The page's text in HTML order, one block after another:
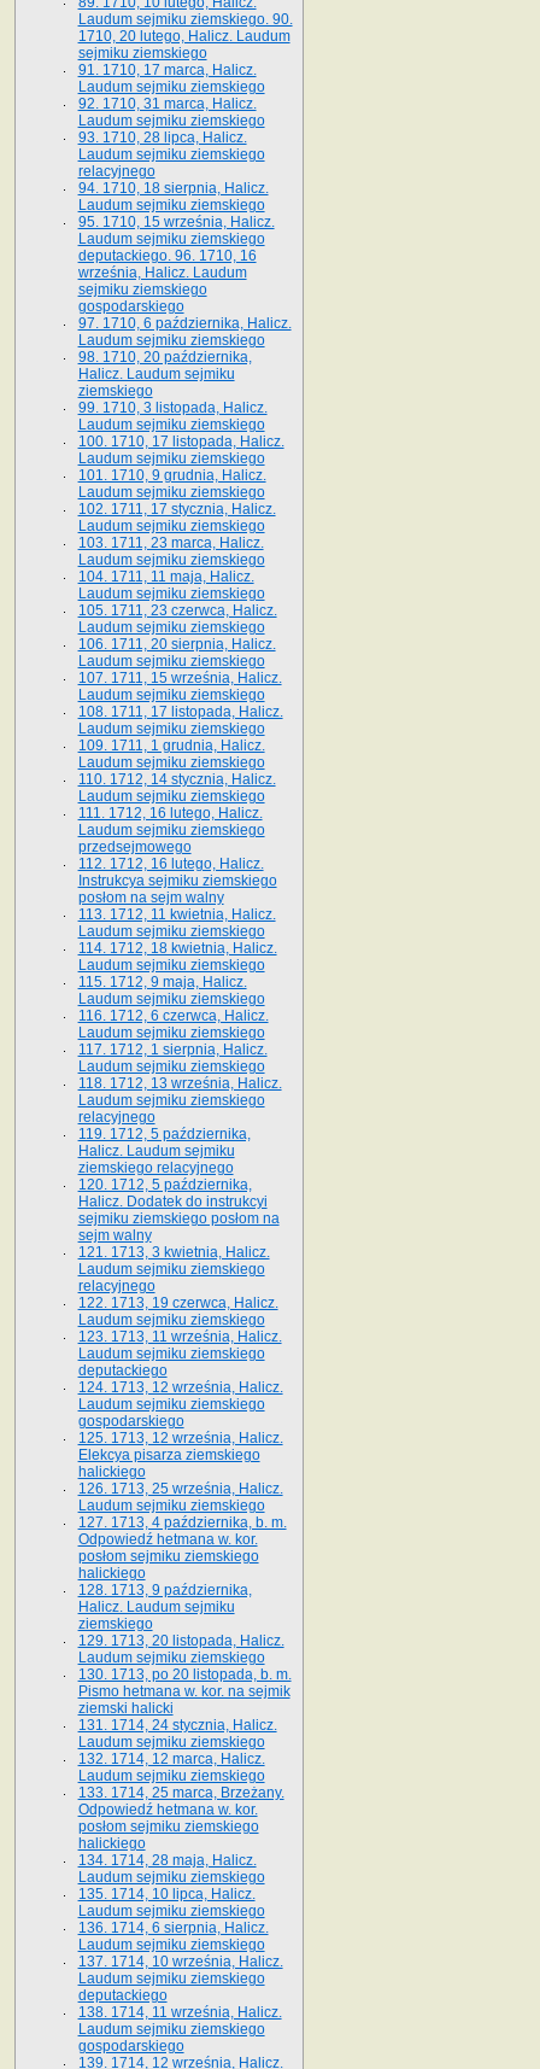
Laudum sejmiku ziemskiego. 90.
1710, 20 lutego, Halicz. Laudum
sejmiku ziemskiego
91. 1710, 17 marca, Halicz.
Laudum sejmiku ziemskiego
92. 1710, 31 marca, Halicz.
Laudum sejmiku ziemskiego
93. 1710, 28 lipca, Halicz.
Laudum sejmiku ziemskiego
relacyjnego
94. 1710, 18 sierpnia, Halicz.
Laudum sejmiku ziemskiego
95. 1710, 15 września, Halicz.
Laudum sejmiku ziemskiego
deputackiego. 96. 1710, 16
września, Halicz. Laudum
sejmiku ziemskiego
gospodarskiego
97. 1710, 6 października, Halicz.
Laudum sejmiku ziemskiego
98. 1710, 20 października,
Halicz. Laudum sejmiku
ziemskiego
99. 1710, 3 listopada, Halicz.
Laudum sejmiku ziemskiego
100. 1710, 17 listopada, Halicz.
Laudum sejmiku ziemskiego
101. 1710, 9 grudnia, Halicz.
Laudum sejmiku ziemskiego
102. 1711, 17 stycznia, Halicz.
Laudum sejmiku ziemskiego
103. 1711, 23 marca, Halicz.
Laudum sejmiku ziemskiego
104. 1711, 11 maja, Halicz.
Laudum sejmiku ziemskiego
105. 1711, 23 czerwca, Halicz.
Laudum sejmiku ziemskiego
106. 1711, 20 sierpnia, Halicz.
Laudum sejmiku ziemskiego
107. 1711, 15 września, Halicz.
Laudum sejmiku ziemskiego
108. 1711, 17 listopada, Halicz.
Laudum sejmiku ziemskiego
109. 1711, 1 grudnia, Halicz.
Laudum sejmiku ziemskiego
110. 1712, 14 stycznia, Halicz.
Laudum sejmiku ziemskiego
111. 1712, 16 lutego, Halicz.
Laudum sejmiku ziemskiego
przedsejmowego
112. 1712, 16 lutego, Halicz.
Instrukcya sejmiku ziemskiego
posłom na sejm walny
113. 1712, 11 kwietnia, Halicz.
Laudum sejmiku ziemskiego
114. 1712, 18 kwietnia, Halicz.
Laudum sejmiku ziemskiego
115. 1712, 9 maja, Halicz.
Laudum sejmiku ziemskiego
116. 1712, 6 czerwca, Halicz.
Laudum sejmiku ziemskiego
117. 1712, 1 sierpnia, Halicz.
Laudum sejmiku ziemskiego
118. 1712, 13 września, Halicz.
Laudum sejmiku ziemskiego
relacyjnego
119. 1712, 5 października,
Halicz. Laudum sejmiku
ziemskiego relacyjnego
120. 1712, 5 października,
Halicz. Dodatek do instrukcyi
sejmiku ziemskiego posłom na
sejm walny
121. 1713, 3 kwietnia, Halicz.
Laudum sejmiku ziemskiego
relacyjnego
122. 1713, 19 czerwca, Halicz.
Laudum sejmiku ziemskiego
123. 1713, 11 września, Halicz.
Laudum sejmiku ziemskiego
deputackiego
124. 1713, 12 września, Halicz.
Laudum sejmiku ziemskiego
gospodarskiego
125. 1713, 12 września, Halicz.
Elekcya pisarza ziemskiego
halickiego
126. 1713, 25 września, Halicz.
Laudum sejmiku ziemskiego
127. 1713, 4 października, b. m.
Odpowiedź hetmana w. kor.
posłom sejmiku ziemskiego
halickiego
128. 1713, 9 października,
Halicz. Laudum sejmiku
ziemskiego
129. 1713, 20 listopada, Halicz.
Laudum sejmiku ziemskiego
130. 1713, po 20 listopada, b. m.
Pismo hetmana w. kor. na sejmik
ziemski halicki
131. 1714, 24 stycznia, Halicz.
Laudum sejmiku ziemskiego
132. 1714, 12 marca, Halicz.
Laudum sejmiku ziemskiego
133. 1714, 25 marca, Brzeżany.
Odpowiedź hetmana w. kor.
posłom sejmiku ziemskiego
halickiego
134. 1714, 28 maja, Halicz.
Laudum sejmiku ziemskiego
135. 1714, 10 lipca, Halicz.
Laudum sejmiku ziemskiego
136. 1714, 6 sierpnia, Halicz.
Laudum sejmiku ziemskiego
137. 1714, 10 września, Halicz.
Laudum sejmiku ziemskiego
deputackiego
138. 1714, 11 września, Halicz.
Laudum sejmiku ziemskiego
gospodarskiego
139. 1714, 12 września, Halicz.